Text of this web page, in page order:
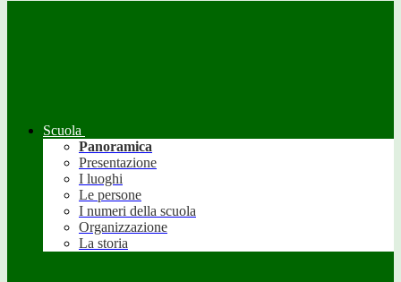
Scuola
Panoramica
Presentazione
I luoghi
Le persone
I numeri della scuola
Organizzazione
La storia